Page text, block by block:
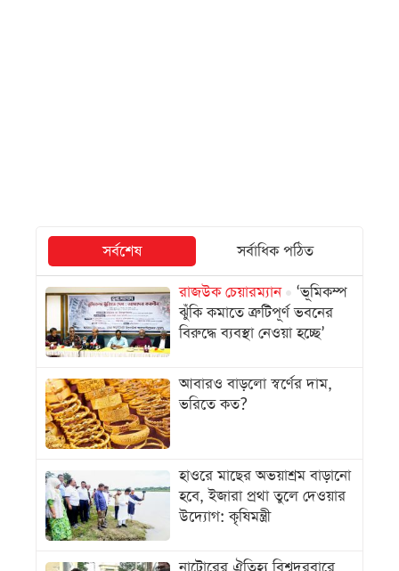
সর্বশেষ
সর্বাধিক পঠিত
রাজউক চেয়ারম্যান
‘ভূমিকম্প
ঝুঁকি কমাতে ত্রুটিপূর্ণ ভবনের
বিরুদ্ধে ব্যবস্থা নেওয়া হচ্ছে’
আবারও বাড়লো স্বর্ণের দাম,
ভরিতে কত?
হাওরে মাছের অভয়াশ্রম বাড়ানো
হবে, ইজারা প্রথা তুলে দেওয়ার
উদ্যোগ: কৃষিমন্ত্রী